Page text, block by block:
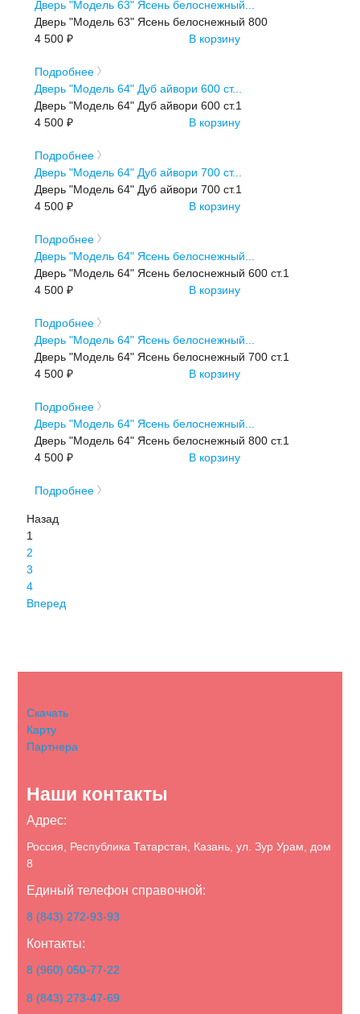
Дверь "Модель 63" Ясень белоснежный...
Дверь "Модель 63" Ясень белоснежный 800
4 500 ₽
В корзину
Подробнее
Дверь "Модель 64" Дуб айвори 600 ст...
Дверь "Модель 64" Дуб айвори 600 ст.1
4 500 ₽
В корзину
Подробнее
Дверь "Модель 64" Дуб айвори 700 ст...
Дверь "Модель 64" Дуб айвори 700 ст.1
4 500 ₽
В корзину
Подробнее
Дверь "Модель 64" Ясень белоснежный...
Дверь "Модель 64" Ясень белоснежный 600 ст.1
4 500 ₽
В корзину
Подробнее
Дверь "Модель 64" Ясень белоснежный...
Дверь "Модель 64" Ясень белоснежный 700 ст.1
4 500 ₽
В корзину
Подробнее
Дверь "Модель 64" Ясень белоснежный...
Дверь "Модель 64" Ясень белоснежный 800 ст.1
4 500 ₽
В корзину
Подробнее
Назад
1
2
3
4
Вперед
Скачать
Карту
Партнера
Наши контакты
Адрес:
Россия, Республика Татарстан, Казань, ул. Зур Урам, дом
8
Единый телефон справочной:
8 (843) 272-93-93
Контакты:
8 (960) 050-77-22
8 (843) 273-47-69